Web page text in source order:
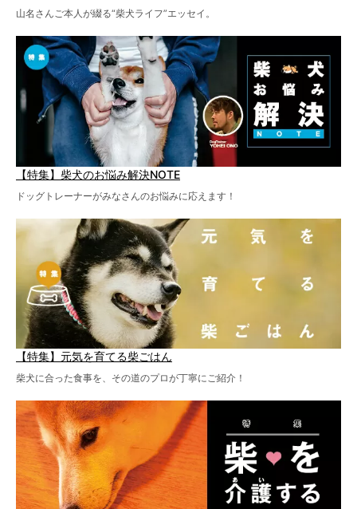
山名さんご本人が綴る“柴犬ライフ”エッセイ。
【特集】柴犬のお悩み解決NOTE
ドッグトレーナーがみなさんのお悩みに応えます！
【特集】元気を育てる柴ごはん
柴犬に合った食事を、その道のプロが丁寧にご紹介！